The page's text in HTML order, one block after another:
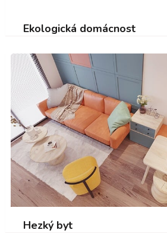
Ekologická domácnost
Hezký byt